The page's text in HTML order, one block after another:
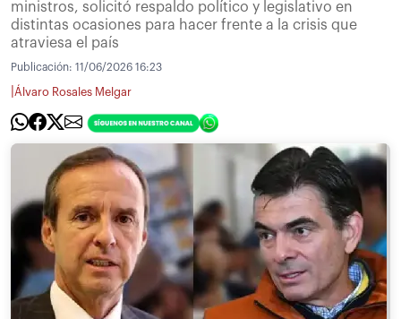
ministros, solicitó respaldo político y legislativo en
distintas ocasiones para hacer frente a la crisis que
atraviesa el país
Publicación: 11/06/2026 16:23
Álvaro Rosales Melgar